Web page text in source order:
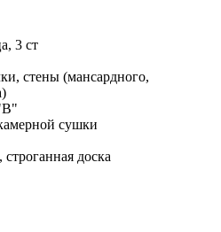
3 ст
стены (мансардного,
сушки
доска